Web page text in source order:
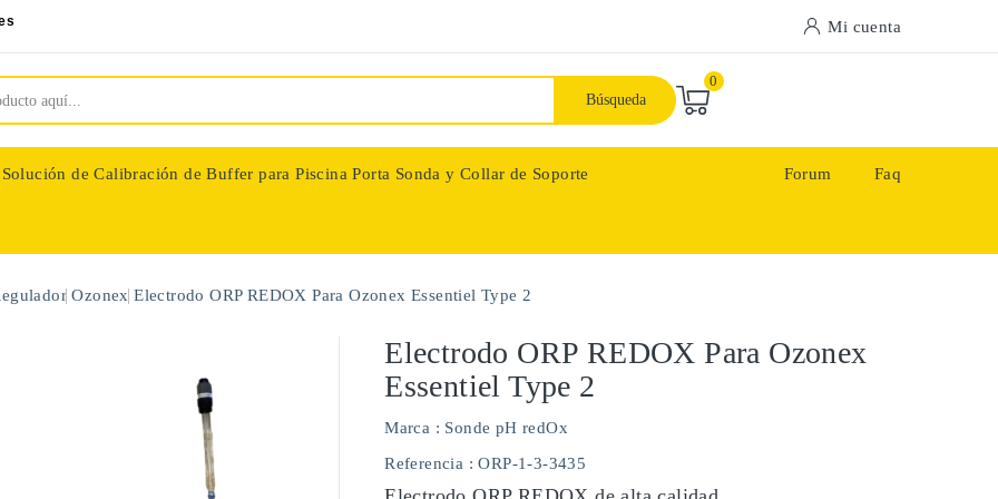
Mi cuenta
Búsqueda
0
Solución de Calibración de Buffer para Piscina Porta Sonda y Collar de Soporte Forum Faq
Ozonex Electrodo ORP REDOX Para Ozonex Essentiel Type 2
Electrodo ORP REDOX Para Ozonex
Essentiel Type 2
Marca : Sonde pH redOx
Referencia : ORP-1-3-3435